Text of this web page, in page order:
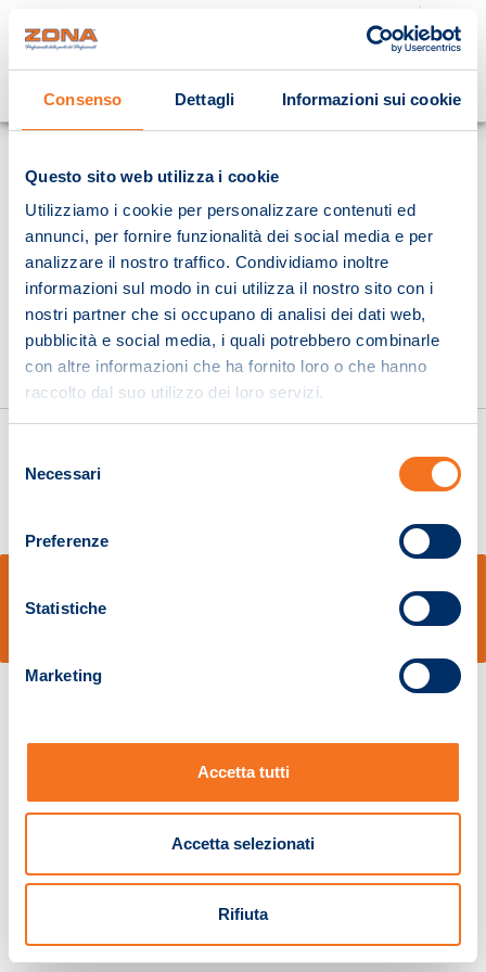
Consenso Dettagli Informazioni sui cookie
Questo sito web utilizza i cookie
Utilizziamo i cookie per personalizzare contenuti ed
annunci, per fornire funzionalità dei social media e per
analizzare il nostro traffico. Condividiamo inoltre
informazioni sul modo in cui utilizza il nostro sito con i
nostri partner che si occupano di analisi dei dati web,
pubblicità e social media, i quali potrebbero combinarle
con altre informazioni che ha fornito loro o che hanno
raccolto dal suo utilizzo dei loro servizi.
delNecessari
Preferenze
Statistiche
Marketing
Accetta tutti
Accetta selezionati
Rifiuta
Cosa stai cercando?
Pistoia 01680210505 – R.E.A. n.155974 - Cap.Soc. € 2.000.000,00 i.v. La
Società adotta il Codice Etico D.lgs. 231/01